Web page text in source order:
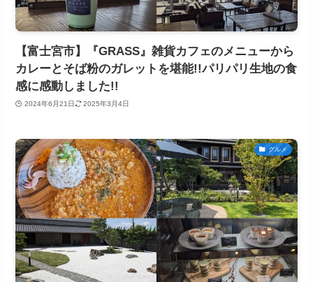
【富士宮市】『GRASS』雑貨カフェのメニューから
カレーとそば粉のガレットを堪能!!パリパリ生地の食
感に感動しました!!
2024年6月21日 2025年3月4日
グルメ